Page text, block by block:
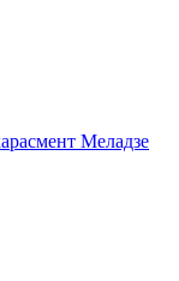
Меладзе